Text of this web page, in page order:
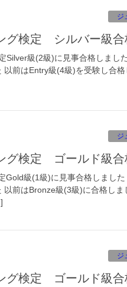
ジ
ング検定 シルバー級合
Silver級(2級)に見事合格しまし
前はEntry級(4級)を受験し合
ジ
ング検定 ゴールド級合
Gold級(1級)に見事合格しまし
前はBronze級(3級)に合格し
ジ
ング検定 ゴールド級合